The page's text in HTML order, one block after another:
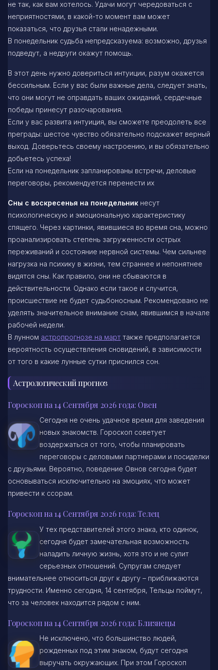
не так, как вам хотелось. Удачи могут чередоваться с
неприятностями, в какой-то момент вам может
показаться, что друзья стали ненадежными.
В понедельник судьба непредсказуема: возможно, друзья
подведут, а недруги окажут помощь.
В этот день нужно довериться интуиции, разум окажется
бессильным. Если у вас были важные дела, следует знать,
что они могут не оправдать ваших ожиданий, сердечные
победы принесут разочарования.
Если у вас развита интуиция, вы сможете преодолеть все
преграды: шестое чувство обязательно подскажет верный
выход. Доверьтесь своему настроению, и вы обязательно
добьетесь успеха!
Если на понедельник запланированы встречи, деловые
переговоры, рекомендуется перенести их
Сны с воскресенья на понедельник несут
психологическую и эмоциональную характеристику
спящего. Через картинки, явившиеся во время сна, можно
проанализировать степень загруженности острых
переживаний и состояние нервной системы. Чем сильнее
нагрузка на психику в жизни, тем страннее и непонятнее
видятся сны. Как правило, они не сбываются в
действительности. Однако если такое и случится,
происшествие не будет судьбоносным. Рекомендовано не
уделять значительное внимание снам, явившимся в начале
рабочей недели.
В лунном астропрогнозе на март также предполагается
вероятность осуществления сновидений, в зависимости
от того в какие лунные сутки приснился сон.
Астрологический прогноз
Гороскоп на 14 Сентября 2026 года: Овен
Сегодня не очень удачное время для заведения
новых знакомств. Гороскоп советует
воздержаться от того, чтобы планировать
переговоры с деловыми партнерами и посиделки
с друзьями. Вероятно, поведение Овнов сегодня будет
основываться исключительно на эмоциях, что может
привести к ссорам.
Гороскоп на 14 Сентября 2026 года: Телец
У тех представителей этого знака, кто одинок,
сегодня будет замечательная возможность
наладить личную жизнь, хотя это и не сулит
серьезных отношений. Супругам следует
внимательнее относиться друг к другу – приближаются
трудности. Именно сегодня, 14 сентября, Тельцы поймут,
что за человек находится рядом с ним.
Гороскоп на 14 Сентября 2026 года: Близнецы
Не исключено, что большинство людей,
рожденных под этим знаком, будут сегодня
выручать окружающих. При этом Гороскоп